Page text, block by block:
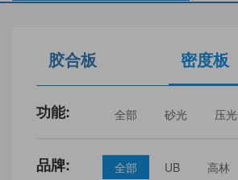
胶合板 密度板
功能: 全部 砂光 压光
品牌: 全部 UB 高林